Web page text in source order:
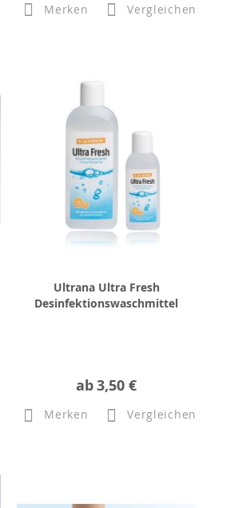
Merken Vergleichen
Ultrana Ultra Fresh
Desinfektionswaschmittel
ab3,50 €
Merken Vergleichen